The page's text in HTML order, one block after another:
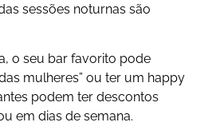
sessões noturnas são
o seu bar favorito pode
mulheres” ou ter um happy
podem ter descontos
em dias de semana.